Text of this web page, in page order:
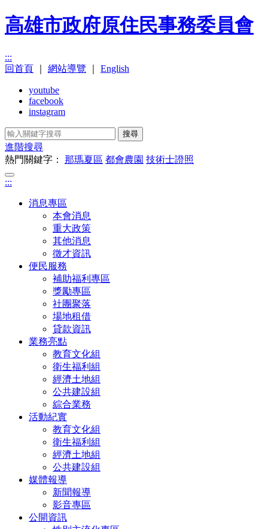
高雄市政府原住民事務委員會
:::
回首頁
網站導覽 English
youtube
facebook
instagram
搜尋
進階搜尋
熱門關鍵字： 那瑪夏區 都會農園 技術士證照
:::
消息專區
本會消息
重大政策
其他消息
徵才資訊
便民服務
補助福利專區
獎勵專區
社團聚落
場地租借
貸款資訊
業務亮點
教育文化組
衛生福利組
經濟土地組
公共建設組
綜合業務
活動紀實
教育文化組
衛生福利組
經濟土地組
公共建設組
媒體報導
新聞報導
影音專區
公開資訊